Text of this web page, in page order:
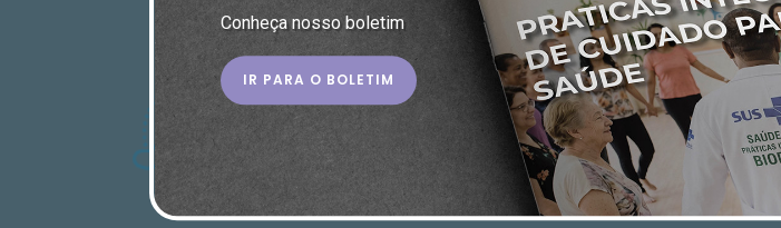
Conheça nosso boletim
IR PARA O BOLETIM